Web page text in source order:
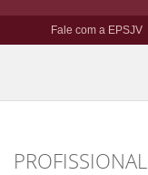
Fale com a EPSJV
PROFISSIONAL